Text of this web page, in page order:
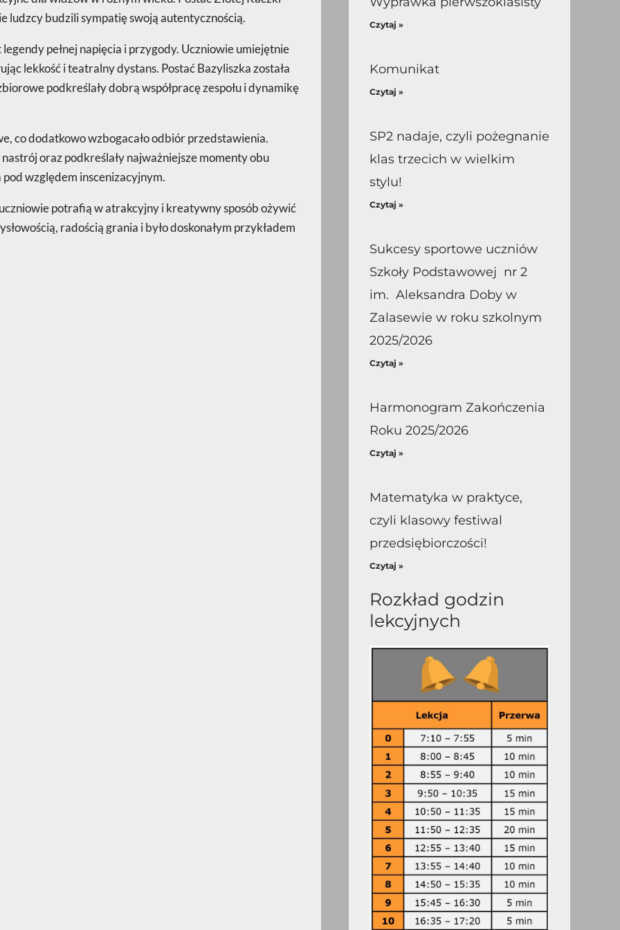
ludzcy budzili sympatię swoją autentycznością.
pełnej napięcia i przygody. Uczniowie umiejętnie
lekkość i teatralny dystans. Postać Bazyliszka została
podkreślały dobrą współpracę zespołu i dynamikę
co dodatkowo wzbogacało odbiór przedstawienia.
oraz podkreślały najważniejsze momenty obu
pod względem inscenizacyjnym.
potrafią w atrakcyjny i kreatywny sposób ożywić
radością grania i było doskonałym przykładem
Czytaj »
Komunikat
Czytaj »
SP2 nadaje, czyli pożegnanie
klas trzecich w wielkim
stylu!
Czytaj »
Sukcesy sportowe uczniów
Szkoły Podstawowej nr 2
im. Aleksandra Doby w
Zalasewie w roku szkolnym
2025/2026
Czytaj »
Harmonogram Zakończenia
Roku 2025/2026
Czytaj »
Matematyka w praktyce,
czyli klasowy festiwal
przedsiębiorczości!
Czytaj »
Rozkład godzin
lekcyjnych